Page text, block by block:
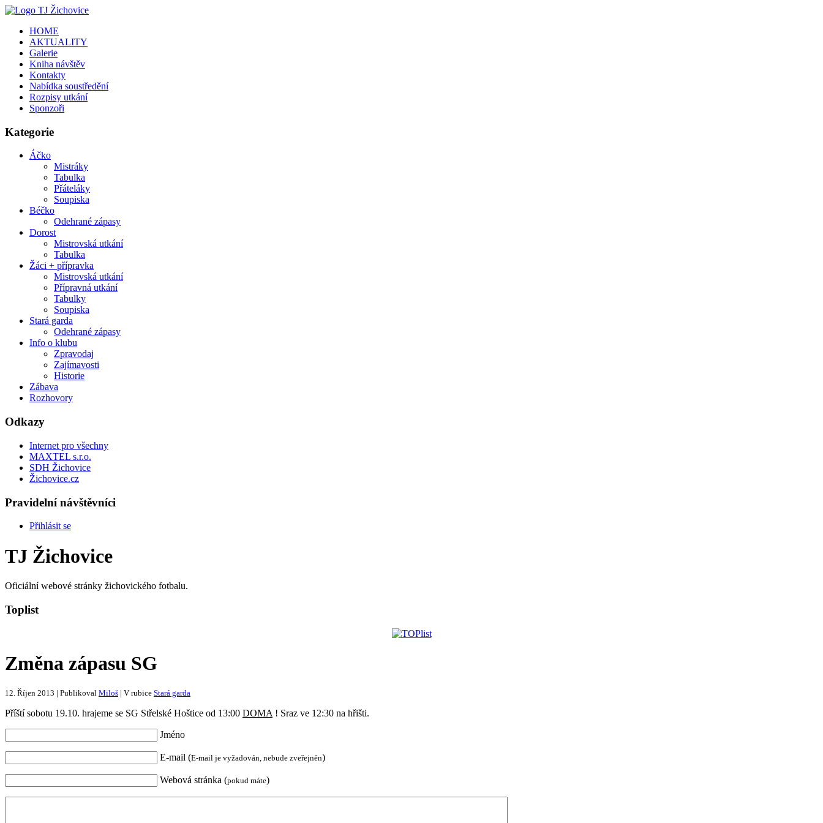
HOME
AKTUALITY
Galerie
Kniha návštěv
Kontakty
Nabídka soustředění
Rozpisy utkání
Sponzoři
Kategorie
Áčko
Mistráky
Tabulka
Přáteláky
Soupiska
Béčko
Odehrané zápasy
Dorost
Mistrovská utkání
Tabulka
Žáci + přípravka
Mistrovská utkání
Přípravná utkání
Tabulky
Soupiska
Stará garda
Odehrané zápasy
Info o klubu
Zpravodaj
Zajímavosti
Historie
Zábava
Rozhovory
Odkazy
Internet pro všechny
MAXTEL s.r.o.
SDH Žichovice
Žichovice.cz
Pravidelní návštěvníci
Přihlásit se
TJ Žichovice
Oficiální webové stránky žichovického fotbalu.
Toplist
Změna zápasu SG
12. Říjen 2013 | Publikoval Miloš | V rubice Stará garda
Příští sobotu 19.10. hrajeme se SG Střelské Hoštice od 13:00 DOMA ! Sraz ve 12:30 na hřišti.
Jméno
E-mail (E-mail je vyžadován, nebude zveřejněn)
Webová stránka (pokud máte)